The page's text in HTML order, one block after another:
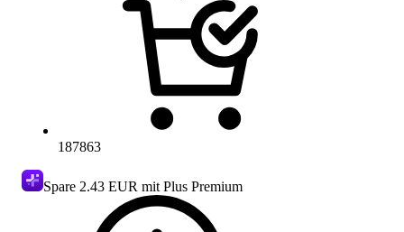
187863
Spare 2.43 EUR mit Plus Premium